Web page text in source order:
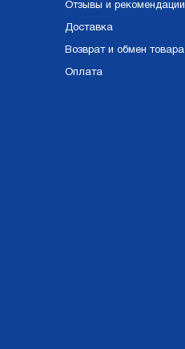
Отзывы и рекомендации
Доставка
Возврат и обмен товара
Оплата